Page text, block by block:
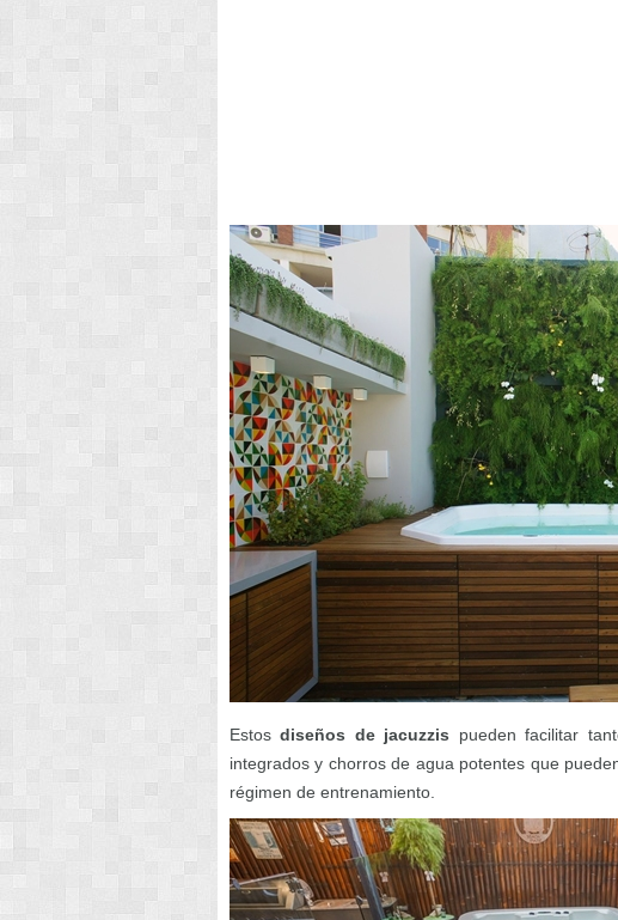
Estosdiseños de jacuzzis pueden facilitar
integrados y chorros de agua potentes que
régimen de entrenamiento.